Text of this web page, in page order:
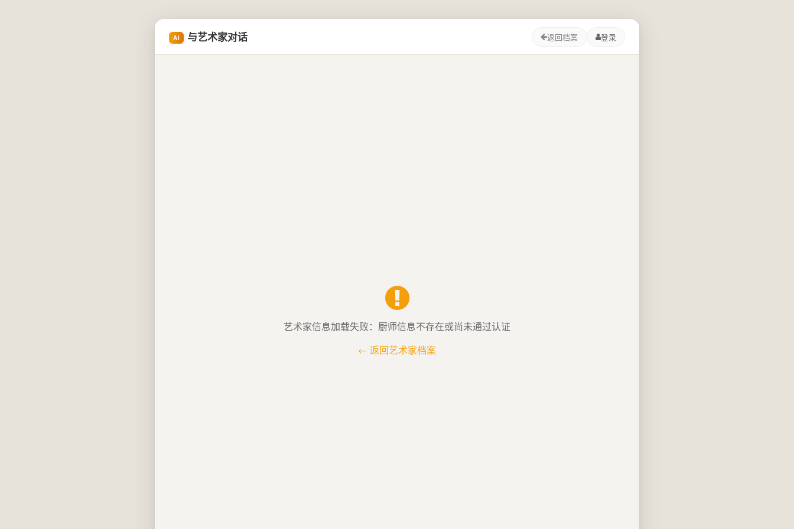
AI 与艺术家对话 返回档案 登录
艺术家信息加载失败：厨师信息不存在或尚未通过认证
← 返回艺术家档案